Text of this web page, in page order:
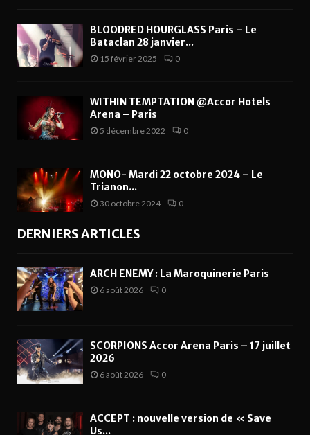
BLOODRED HOURGLASS Paris – Le
Bataclan 28 janvier...
15 février 2025 0
WITHIN TEMPTATION @Accor Hotels
Arena – Paris
5 décembre 2022 0
MONO- Mardi 22 octobre 2024 – Le
Trianon...
30 octobre 2024 0
DERNIERS ARTICLES
ARCH ENEMY : La Maroquinerie Paris
6 août 2026 0
SCORPIONS Accor Arena Paris – 17 juillet
2026
6 août 2026 0
ACCEPT : nouvelle version de « Save
Us...